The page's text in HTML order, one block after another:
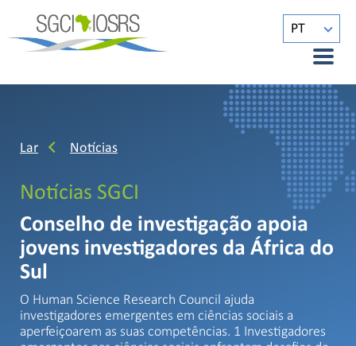
PT
Lar Notícias
Notícias SGCI
Conselho de investigação apoia
jovens investigadores da África do
Sul
O Human Science Research Council ajuda
investigadores emergentes em ciências sociais a
aperfeiçoarem as suas competências. 1 Investigadores